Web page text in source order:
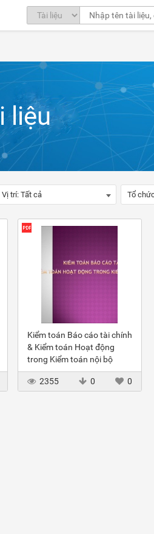
liệu
Vị trí: Tất cả Tổ
Kiểm toán Báo cáo tài chính
& Kiểm toán Hoạt động
trong Kiểm toán nội bộ
2355 0 0